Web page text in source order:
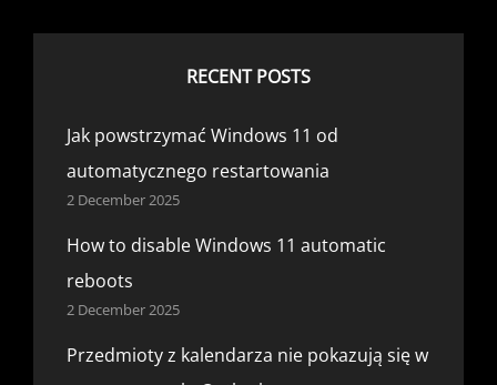
RECENT POSTS
Jak powstrzymać Windows 11 od
automatycznego restartowania
2 December 2025
How to disable Windows 11 automatic
reboots
2 December 2025
Przedmioty z kalendarza nie pokazują się w